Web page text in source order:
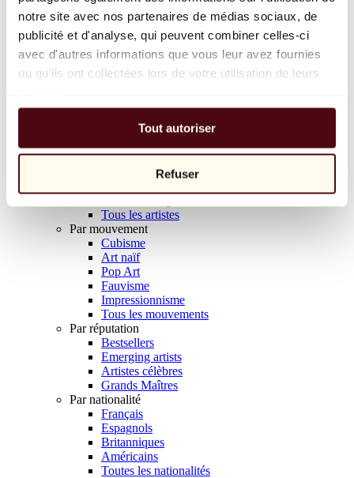
notre site avec nos partenaires de médias sociaux, de
publicité et d'analyse, qui peuvent combiner celles-ci
avec d'autres informations que vous leur avez fournies
ou qu'ils ont collectées lors de votre utilisation de leurs
Tout autoriser
Refuser
Balloon Dog (Orange)
Jeff Koons
10 000 €
Parcourir
Tous les sculpteurs
Tous les photographes
Tous les artistes
Par mouvement
Cubisme
Art naïf
Pop Art
Fauvisme
Impressionnisme
Tous les mouvements
Par réputation
Bestsellers
Emerging artists
Artistes célèbres
Grands Maîtres
Par nationalité
Français
Espagnols
Britanniques
Américains
Toutes les nationalités